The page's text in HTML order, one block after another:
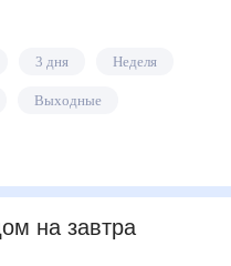
3 дня Неделя
Выходные
на завтра